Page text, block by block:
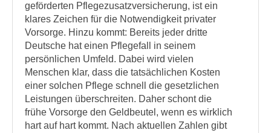
geförderten Pflegezusatzversicherung, ist ein
klares Zeichen für die Notwendigkeit privater
Vorsorge. Hinzu kommt: Bereits jeder dritte
Deutsche hat einen Pflegefall in seinem
persönlichen Umfeld. Dabei wird vielen
Menschen klar, dass die tatsächlichen Kosten
einer solchen Pflege schnell die gesetzlichen
Leistungen überschreiten. Daher schont die
frühe Vorsorge den Geldbeutel, wenn es wirklich
hart auf hart kommt. Nach aktuellen Zahlen gibt